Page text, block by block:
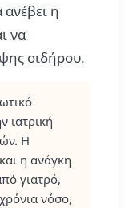
ανέβει η
να
σιδήρου.
ιατρική
Η
η ανάγκη
γιατρό,
νόσο,